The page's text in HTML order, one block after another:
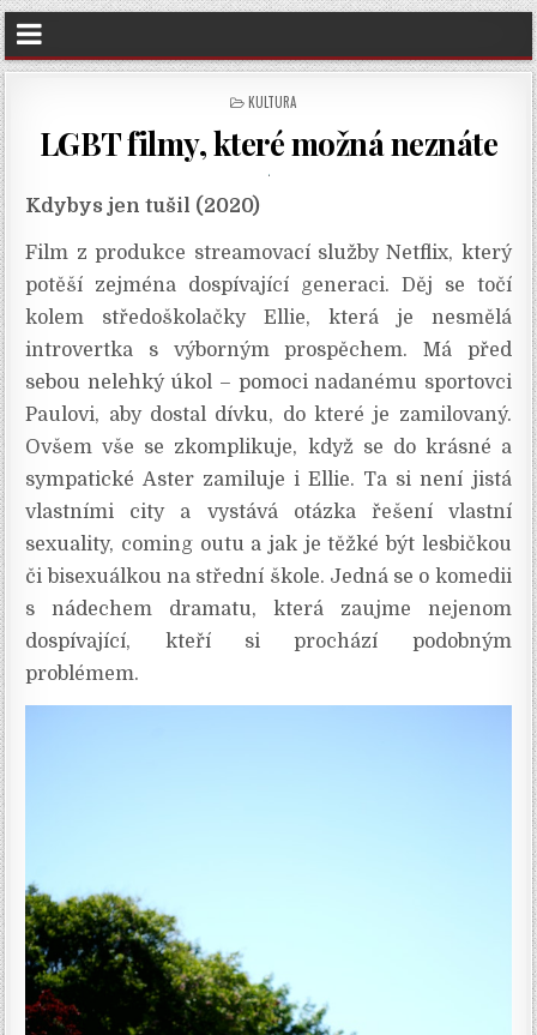
POSTED
KULTURA
LGBT filmy, které možná neznáte
Kdybys jen tušil (2020)
Film z produkce streamovací služby Netflix, který
potěší zejména dospívající generaci. Děj se točí
kolem středoškolačky Ellie, která je nesmělá
introvertka s výborným prospěchem. Má před
sebou nelehký úkol – pomoci nadanému sportovci
Paulovi, aby dostal dívku, do které je zamilovaný.
Ovšem vše se zkomplikuje, když se do krásné a
sympatické Aster zamiluje i Ellie. Ta si není jistá
vlastními city a vystává otázka řešení vlastní
sexuality, coming outu a jak je těžké být lesbičkou
či bisexuálkou na střední škole. Jedná se o komedii
s nádechem dramatu, která zaujme nejenom
dospívající, kteří si prochází podobným
problémem.